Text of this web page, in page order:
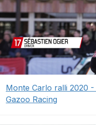
Monte Carlo ralli 2020
Gazoo Racing